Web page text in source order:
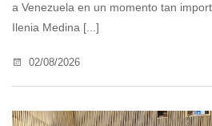
a Venezuela en un momento tan
Ilenia Medina [...]
02/08/2026